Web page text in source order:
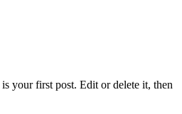
your first post. Edit or delete it, then